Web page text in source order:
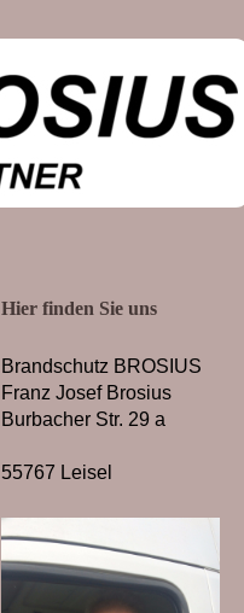
Hier finden Sie uns
Brandschutz BROSIUS
Franz Josef Brosius
Burbacher Str. 29 a
55767 Leisel